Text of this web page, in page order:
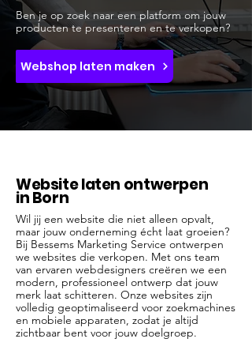
Ben je op zoek naar een platform om jouw
producten te presenteren en te verkopen?
Webshop laten maken
Website laten ontwerpen
in Born
Wil jij een website die niet alleen opvalt,
maar jouw onderneming écht laat groeien?
Bij Bessems Marketing Service ontwerpen
we websites die verkopen. Met ons team
van ervaren webdesigners creëren we een
modern, professioneel ontwerp dat jouw
merk laat schitteren. Onze websites zijn
volledig geoptimaliseerd voor zoekmachines
en mobiele apparaten, zodat je altijd
zichtbaar bent voor jouw doelgroep.